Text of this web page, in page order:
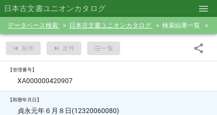
日本古文書ユニオンカタログ
データベース検索 日本古文書ユニオンカタログ 検索結果一覧
前件 次件 一覧
【管理番号】
XA000000420907
【和暦年月日】
貞永元年６月８日(12320060080)